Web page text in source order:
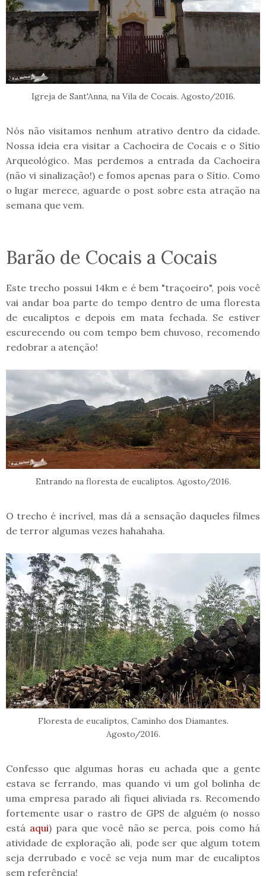
Igreja de Sant'Anna, na Vila de Cocais. Agosto/2016.
Nós não visitamos nenhum atrativo dentro da cidade.
Nossa ideia era visitar a Cachoeira de Cocais e o Sítio
Arqueológico. Mas perdemos a entrada da Cachoeira
(não vi sinalização!) e fomos apenas para o Sítio. Como
o lugar merece, aguarde o post sobre esta atração na
semana que vem.
Barão de Cocais a Cocais
Este trecho possui 14km e é bem "traçoeiro", pois você
vai andar boa parte do tempo dentro de uma floresta
de eucaliptos e depois em mata fechada. Se estiver
escurecendo ou com tempo bem chuvoso, recomendo
redobrar a atenção!
Entrando na floresta de eucaliptos. Agosto/2016.
O trecho é incrível, mas dá a sensação daqueles filmes
de terror algumas vezes hahahaha.
Floresta de eucaliptos, Caminho dos Diamantes.
Agosto/2016.
Confesso que algumas horas eu achada que a gente
estava se ferrando, mas quando vi um gol bolinha de
uma empresa parado ali fiquei aliviada rs. Recomendo
fortemente usar o rastro de GPS de alguém (o nosso
está aqui) para que você não se perca, pois como há
atividade de exploração ali, pode ser que algum totem
seja derrubado e você se veja num mar de eucaliptos
sem referência!